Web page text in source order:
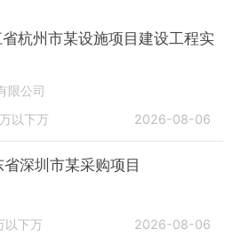
杭州市某设施项目建设工程实
限公司
以下万 2026-08-06
深圳市某采购项目
以下万 2026-08-06